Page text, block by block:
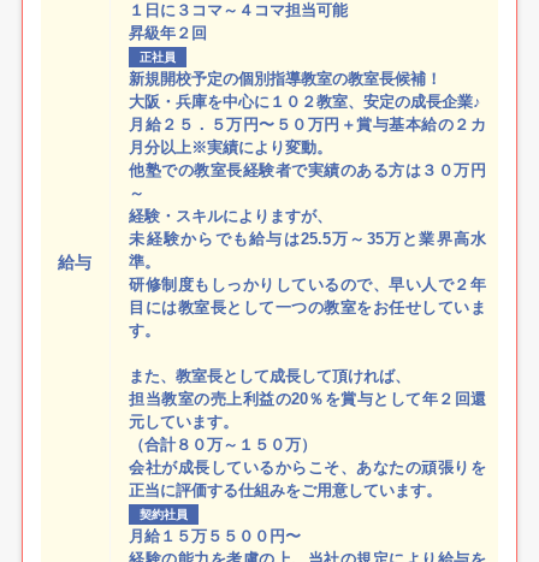
給与
１日に３コマ～４コマ担当可能
昇級年２回
正社員
新規開校予定の個別指導教室の教室長候補！
大阪・兵庫を中心に１０２教室、安定の成長企業♪
月給２５．５万円〜５０万円＋賞与基本給の２カ
月分以上※実績により変動。
他塾での教室長経験者で実績のある方は３０万円
～
経験・スキルによりますが、
未経験からでも給与は25.5万～35万と業界高水
準。
研修制度もしっかりしているので、早い人で２年
目には教室長として一つの教室をお任せしていま
す。
また、教室長として成長して頂ければ、
担当教室の売上利益の20％を賞与として年２回還
元しています。
（合計８０万～１５０万）
会社が成長しているからこそ、あなたの頑張りを
正当に評価する仕組みをご用意しています。
契約社員
月給１５万５５００円〜